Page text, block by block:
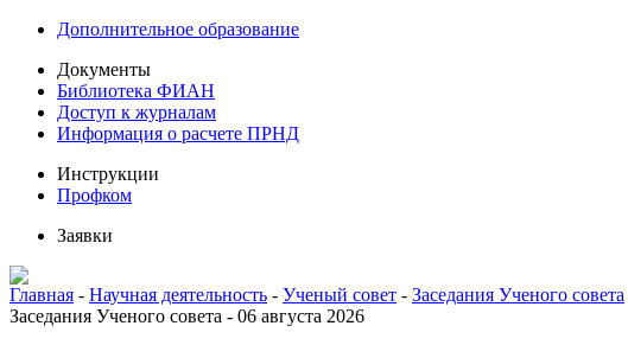
Дополнительное образование
Документы
Библиотека ФИАН
Доступ к журналам
Информация о расчете ПРНД
Инструкции
Профком
Заявки
Главная - Научная деятельность - Ученый совет - Заседания Ученого совета
Заседания Ученого совета - 06 августа 2026